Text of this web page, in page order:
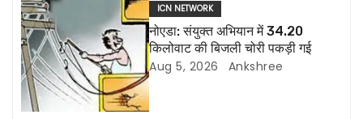
o
n
ICN NETWORK
नोएडा: संयुक्त अभियान में 34.20
किलोवाट की बिजली चोरी पकड़ी गई
Aug 5, 2026 Ankshree